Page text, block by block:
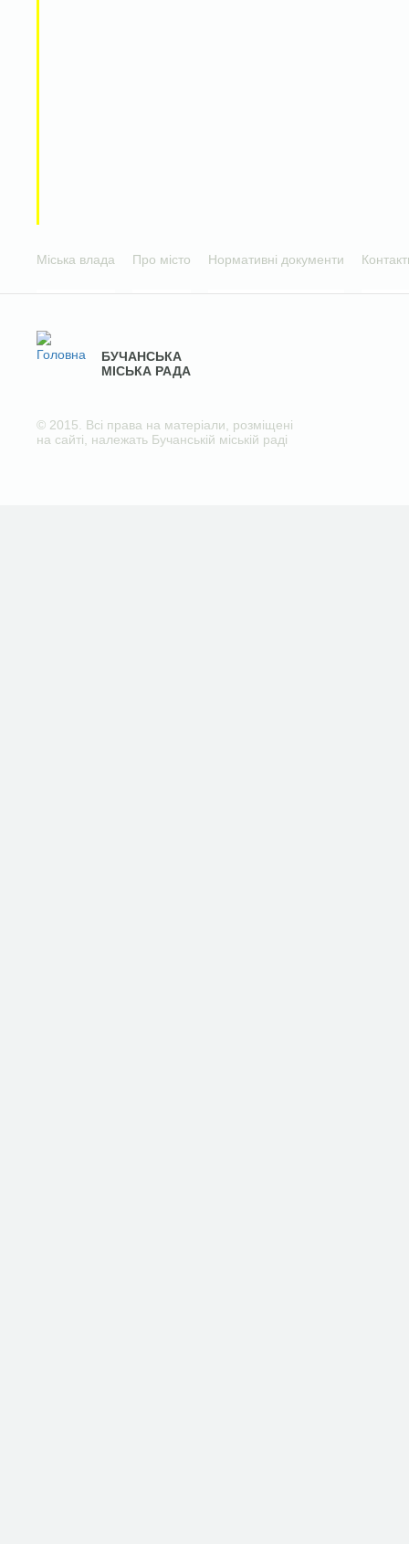
Міська влада Про місто Нормативні документи
БУЧАНСЬКА
МІСЬКА РАДА
© 2015. Всі права на матеріали, розміщені
на сайті, належать Бучанській міській раді